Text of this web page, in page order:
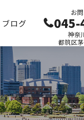
ブログ
お
045-
神奈
都筑区